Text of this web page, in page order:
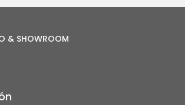
& SHOWROOM